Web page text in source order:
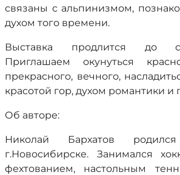
связаны с альпинизмом,
духом того времени.
Выставка продлится до
Приглашаем окунуться
прекрасного, вечного,
красотой гор, духом романтики
Об авторе:
Николай Бархатов
г.Новосибирске. Занимался
фехтованием, настольным